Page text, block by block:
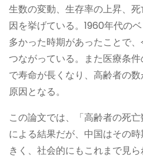
生数の変動、生存率の上昇、
因を挙げている。1960年代の
多かった時期があったことで
つながっている。また医療条
で寿命が長くなり、高齢者の
原因となる。
この論文では、「高齢者の死
による結果だが、中国はその
きく、社会的にもこれまで見